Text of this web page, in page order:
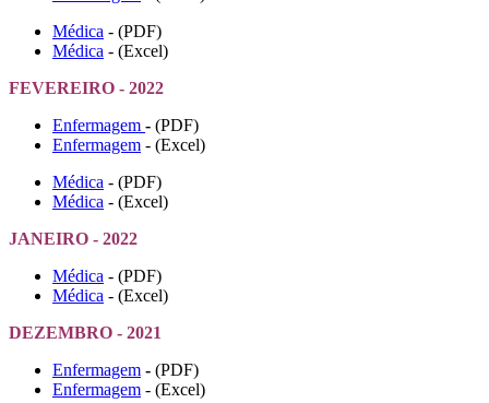
Médica - (PDF)
Médica - (Excel)
FEVEREIRO - 2022
Enfermagem - (PDF)
Enfermagem - (Excel)
Médica - (PDF)
Médica - (Excel)
JANEIRO - 2022
Médica - (PDF)
Médica - (Excel)
DEZEMBRO - 2021
Enfermagem - (PDF)
Enfermagem - (Excel)